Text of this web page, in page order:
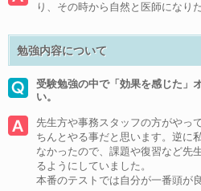
り、その時から自然と医師になり
勉強内容について
受験勉強の中で「効果を感じた」
い。
先生方や事務スタッフの方がやっ
ちんとやる事だと思います。逆に
なかったので、課題や復習など先
るようにしていました。
本番のテストでは自分が一番頭が